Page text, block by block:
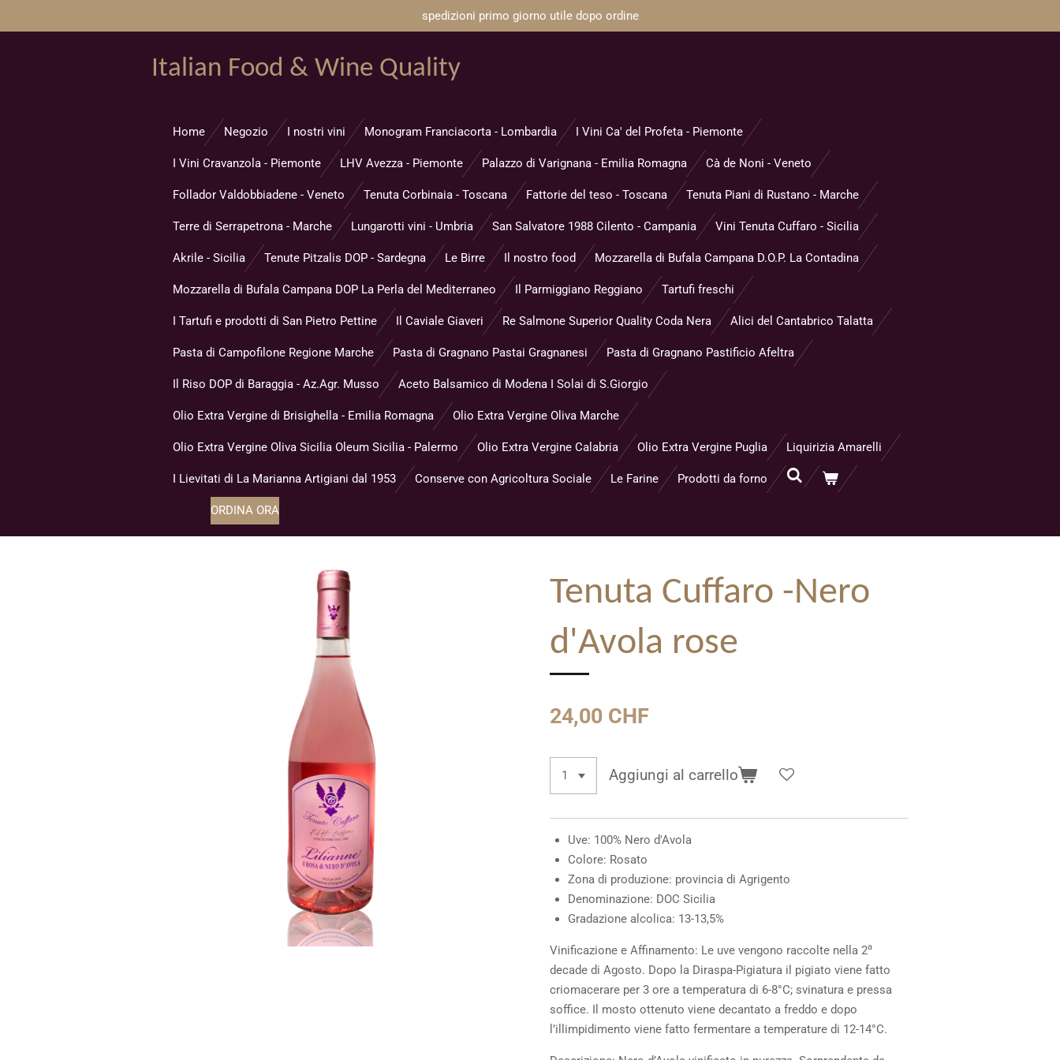
spedizioni primo giorno utile dopo ordine
Italian Food & Wine Quality
Home Negozio I nostri vini Monogram Franciacorta - Lombardia I Vini Ca' del Profeta - Piemonte
I Vini Cravanzola - Piemonte LHV Avezza - Piemonte Palazzo di Varignana - Emilia Romagna Cà de Noni - Veneto
Follador Valdobbiadene - Veneto Tenuta Corbinaia - Toscana Fattorie del teso - Toscana Tenuta Piani di Rustano - Marche
Terre di Serrapetrona - Marche Lungarotti vini - Umbria San Salvatore 1988 Cilento - Campania Vini Tenuta Cuffaro - Sicilia
Akrile - Sicilia Tenute Pitzalis DOP - Sardegna Le Birre Il nostro food Mozzarella di Bufala Campana D.O.P. La Contadina
Mozzarella di Bufala Campana DOP La Perla del Mediterraneo Il Parmiggiano Reggiano Tartufi freschi
I Tartufi e prodotti di San Pietro Pettine Il Caviale Giaveri Re Salmone Superior Quality Coda Nera Alici del Cantabrico Talatta
Pasta di Campofilone Regione Marche Pasta di Gragnano Pastai Gragnanesi Pasta di Gragnano Pastificio Afeltra
Il Riso DOP di Baraggia - Az.Agr. Musso Aceto Balsamico di Modena I Solai di S.Giorgio
Olio Extra Vergine di Brisighella - Emilia Romagna Olio Extra Vergine Oliva Marche
Olio Extra Vergine Oliva Sicilia Oleum Sicilia - Palermo Olio Extra Vergine Calabria Olio Extra Vergine Puglia Liquirizia Amarelli
I Lievitati di La Marianna Artigiani dal 1953 Conserve con Agricoltura Sociale Le Farine Prodotti da forno
ORDINA ORA
Tenuta Cuffaro -Nero
d'Avola rose
24,00 CHF
Aggiungi al carrello
Uve: 100% Nero d'Avola
Colore: Rosato
Zona di produzione: provincia di Agrigento
Denominazione: DOC Sicilia
Gradazione alcolica: 13-13,5%
Vinificazione e Affinamento: Le uve vengono raccolte nella 2a
decade di Agosto. Dopo la Diraspa-Pigiatura il pigiato viene fatto
criomacerare per 3 ore a temperatura di 6-8°C; svinatura e pressa
soffice. Il mosto ottenuto viene decantato a freddo e dopo
l’illimpidimento viene fatto fermentare a temperature di 12-14°C.